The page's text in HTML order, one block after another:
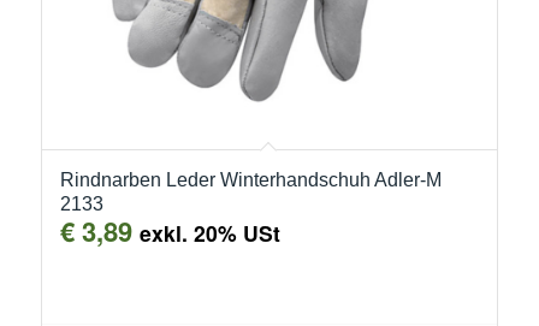
Rindnarben Leder Winterhandschuh Adler-M
2133
€3,89 exkl. 20% USt